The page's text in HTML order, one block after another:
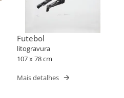
Futebol
litogravura
107 x 78 cm
Mais detalhes